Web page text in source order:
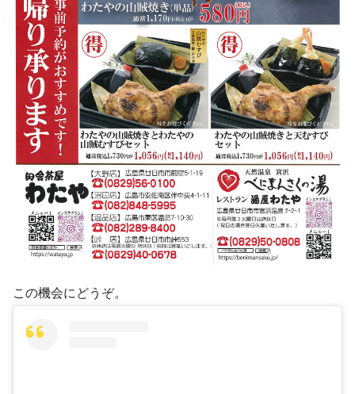
この機会にどうぞ。